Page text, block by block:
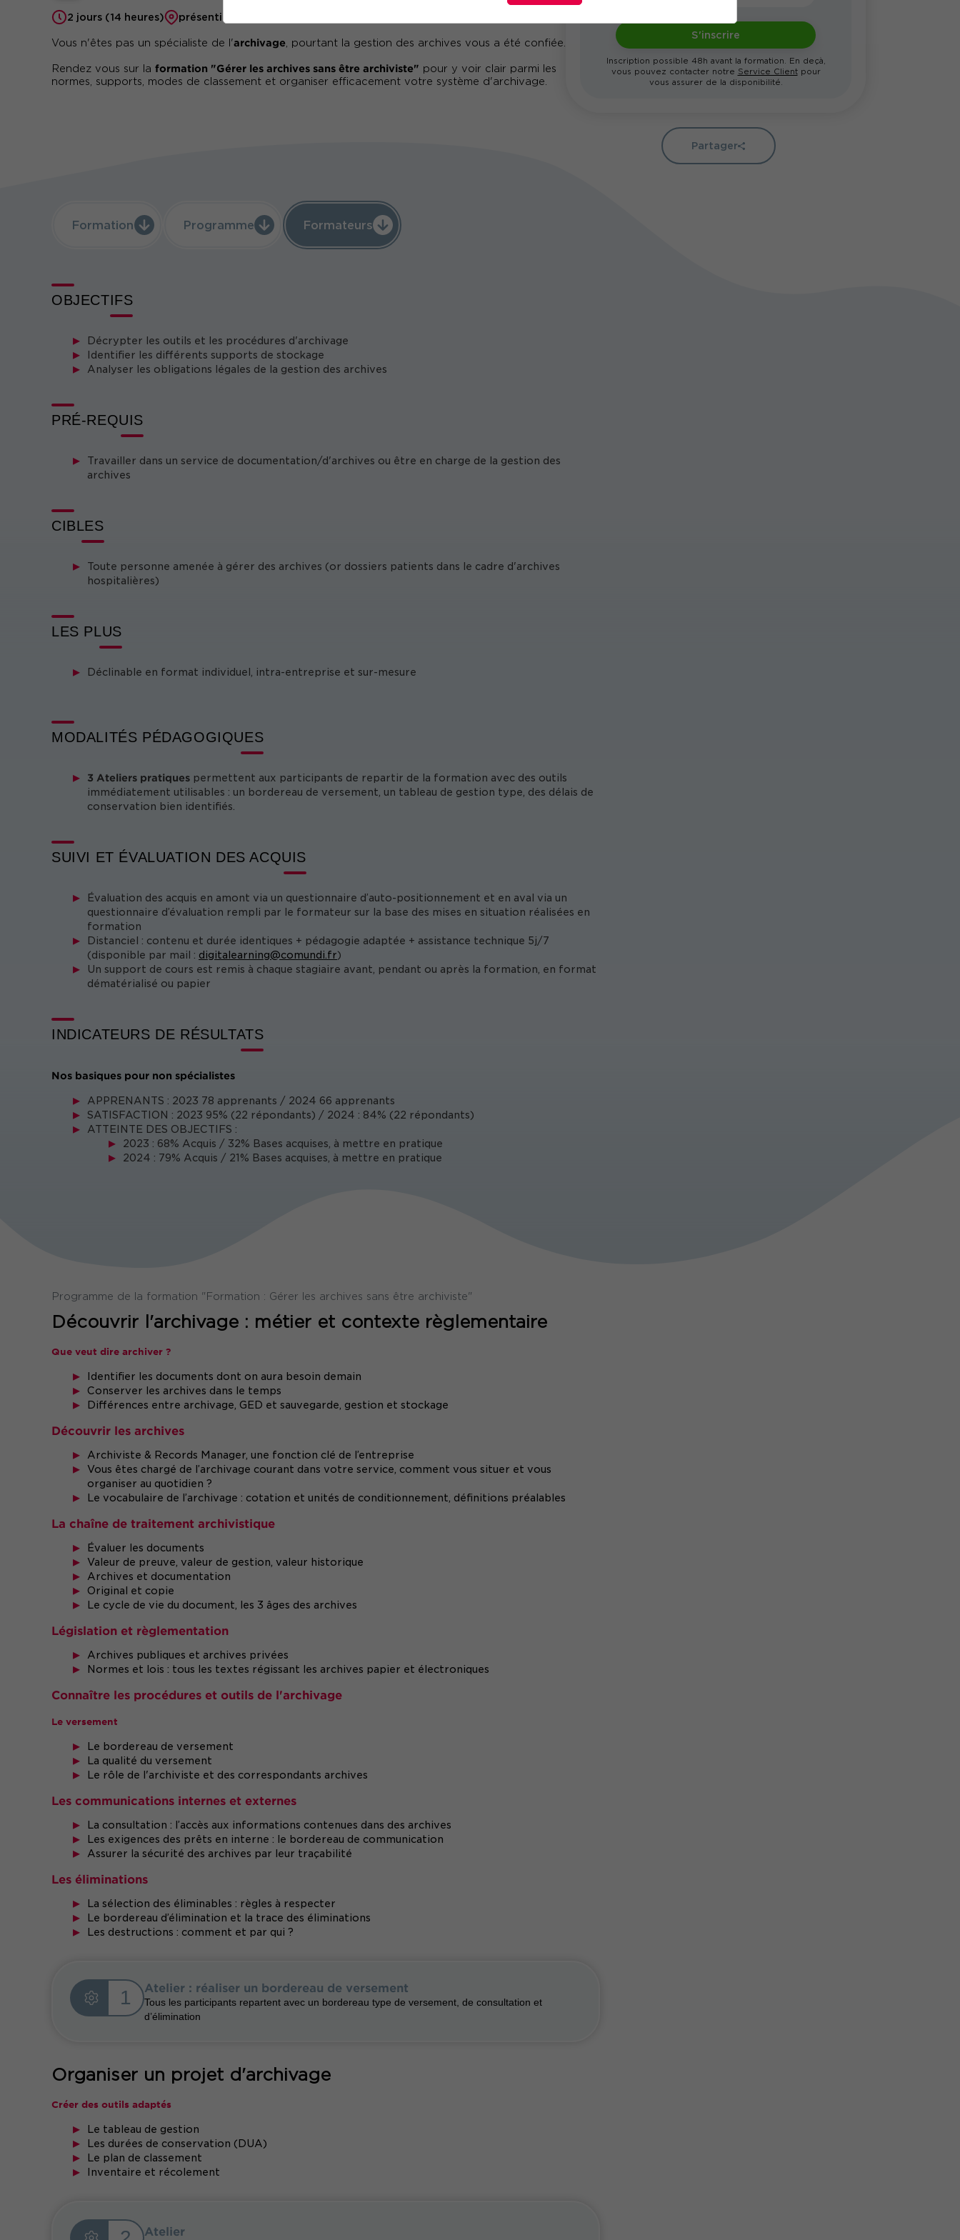
2 jours (14 heures) présentiel ou à distance
Vous n'êtes pas un spécialiste de l'archivage , pourtant la gestion des archives vous a été confiée.
Rendez vous sur la formation "Gérer les archives sans être archiviste" pour y voir clair parmi les
normes, supports, modes de classement et organiser efficacement votre système d'archivage.
Formation Programme Formateurs
OBJECTIFS
Décrypter les outils et les procédures d'archivage
Identifier les différents supports de stockage
Analyser les obligations légales de la gestion des archives
PRÉ-REQUIS
Travailler dans un service de documentation/d'archives ou être en charge de la gestion des
archives
CIBLES
Toute personne amenée à gérer des archives (or dossiers patients dans le cadre d'archives
hospitalières)
LES PLUS
Déclinable en format individuel, intra-entreprise et sur-mesure
MODALITÉS PÉDAGOGIQUES
3 Ateliers pratiques permettent aux participants de repartir de la formation avec des outils
immédiatement utilisables : un bordereau de versement, un tableau de gestion type, des délais de
conservation bien identifiés.
SUIVI ET ÉVALUATION DES ACQUIS
Évaluation des acquis en amont via un questionnaire d’auto-positionnement et en aval via un
questionnaire d’évaluation rempli par le formateur sur la base des mises en situation réalisées en
formation
Distanciel : contenu et durée identiques + pédagogie adaptée + assistance technique 5j/7
(disponible par mail : digitalearning@comundi.fr)
Un support de cours est remis à chaque stagiaire avant, pendant ou après la formation, en format
dématérialisé ou papier
INDICATEURS DE RÉSULTATS
Nos basiques pour non spécialistes
APPRENANTS : 2023 78 apprenants / 2024 66 apprenants
SATISFACTION : 2023 95% (22 répondants) / 2024 : 84% (22 répondants)
ATTEINTE DES OBJECTIFS :
2023 : 68% Acquis / 32% Bases acquises, à mettre en pratique
2024 : 79% Acquis / 21% Bases acquises, à mettre en pratique
Programme de la formation "Formation : Gérer les archives sans être archiviste"
Découvrir l'archivage : métier et contexte règlementaire
Que veut dire archiver ?
Identifier les documents dont on aura besoin demain
Conserver les archives dans le temps
Différences entre archivage, GED et sauvegarde, gestion et stockage
Découvrir les archives
Archiviste & Records Manager, une fonction clé de l’entreprise
Vous êtes chargé de l’archivage courant dans votre service, comment vous situer et vous
organiser au quotidien ?
Le vocabulaire de l’archivage : cotation et unités de conditionnement, définitions préalables
La chaîne de traitement archivistique
Évaluer les documents
Valeur de preuve, valeur de gestion, valeur historique
Archives et documentation
Original et copie
Le cycle de vie du document, les 3 âges des archives
Législation et règlementation
Archives publiques et archives privées
Normes et lois : tous les textes régissant les archives papier et électroniques
Connaître les procédures et outils de l'archivage
Le versement
Le bordereau de versement
La qualité du versement
Le rôle de l'archiviste et des correspondants archives
Les communications internes et externes
La consultation : l’accès aux informations contenues dans des archives
Les exigences des prêts en interne : le bordereau de communication
Assurer la sécurité des archives par leur traçabilité
Les éliminations
La sélection des éliminables : règles à respecter
Le bordereau d’élimination et la trace des éliminations
Les destructions : comment et par qui ?
1 Atelier : réaliser un bordereau de versement
Tous les participants repartent avec un bordereau type de versement, de consultation et
d’élimination
Organiser un projet d'archivage
Créer des outils adaptés
Le tableau de gestion
Les durées de conservation (DUA)
Le plan de classement
Inventaire et récolement
Atelier
S'inscrire
Inscription possible 48h avant la formation. En deçà,
vous pouvez contacter notre Service Clientpour
vous assurer de la disponibilité.
Partager